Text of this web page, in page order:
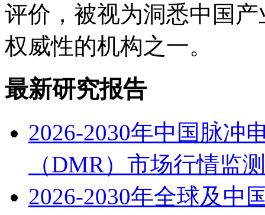
评价，被视为洞悉中国
权威性的机构之一。
最新研究报告
2026-2030年中国脉冲
（DMR）市场行情监
2026-2030年全球及中